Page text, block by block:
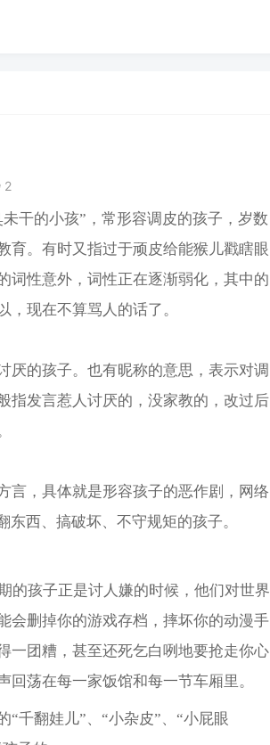
2
干的小孩”，常形容调皮的孩子，岁数
育。 有时又指过于顽皮给能猴儿戳瞎眼
词性意外，词性正在逐渐弱化，其中的
现在不算骂人的话了。
厌的孩子。也有昵称的意思，表示对调
指发言惹人讨厌的，没家教的，改过后
言，具体就是形容孩子的恶作剧，网络
西、搞破坏、不守规矩的孩子。
的孩子正是讨人嫌的时候，他们对世界
会删掉你的游戏存档，摔坏你的动漫手
一团糟，甚至还死乞白咧地要抢走你心
荡在每一家饭馆和每一节车厢里。
千翻娃儿”、“小杂皮”、“小屁眼